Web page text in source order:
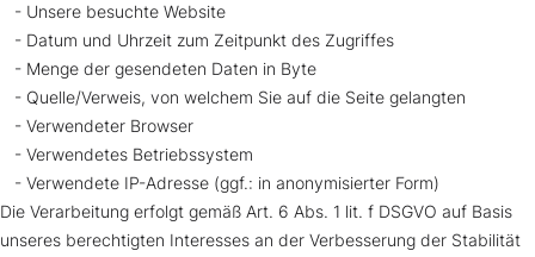
- Unsere besuchte Website
- Datum und Uhrzeit zum Zeitpunkt des Zugriffes
- Menge der gesendeten Daten in Byte
- Quelle/Verweis, von welchem Sie auf die Seite gelangten
- Verwendeter Browser
- Verwendetes Betriebssystem
- Verwendete IP-Adresse (ggf.: in anonymisierter Form)
Die Verarbeitung erfolgt gemäß Art. 6 Abs. 1 lit. f DSGVO auf Basis
unseres berechtigten Interesses an der Verbesserung der Stabilität